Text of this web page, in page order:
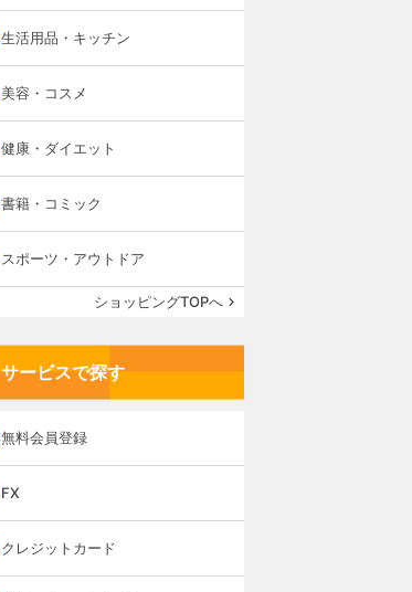
生活用品・キッチン
美容・コスメ
健康・ダイエット
書籍・コミック
スポーツ・アウトドア
ショッピングTOPへ
サービスで探す
無料会員登録
FX
クレジットカード